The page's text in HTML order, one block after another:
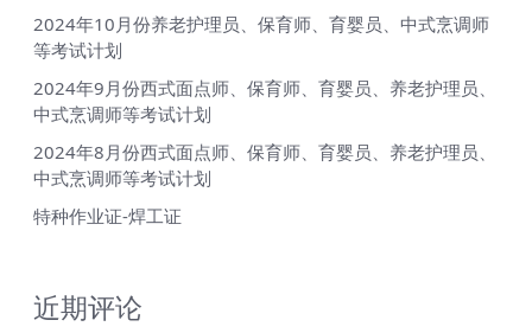
2024年10月份养老护理员、保育师、育婴员、中式烹调师
等考试计划
2024年9月份西式面点师、保育师、育婴员、养老护理员、
中式烹调师等考试计划
2024年8月份西式面点师、保育师、育婴员、养老护理员、
中式烹调师等考试计划
特种作业证-焊工证
近期评论